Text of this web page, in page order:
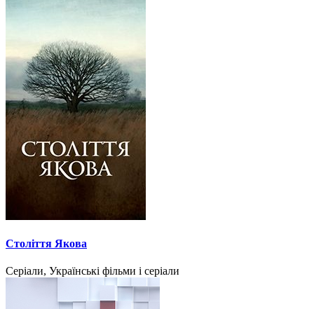
Століття Якова
Серіали, Українські фільми і серіали